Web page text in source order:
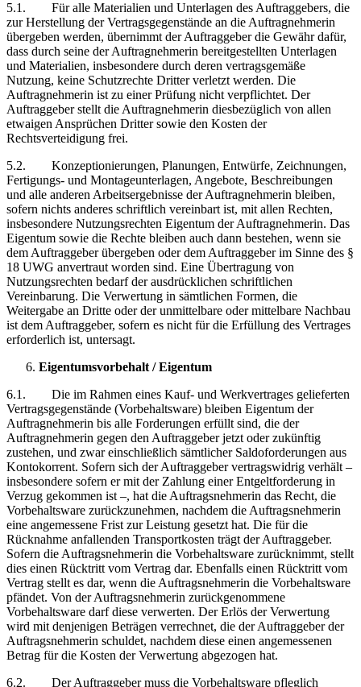
5.1. Für alle Materialien und Unterlagen des Auftraggebers, die
zur Herstellung der Vertragsgegenstände an die Auftragnehmerin
übergeben werden, übernimmt der Auftraggeber die Gewähr dafür,
dass durch seine der Auftragnehmerin bereitgestellten Unterlagen
und Materialien, insbesondere durch deren vertragsgemäße
Nutzung, keine Schutzrechte Dritter verletzt werden. Die
Auftragnehmerin ist zu einer Prüfung nicht verpflichtet. Der
Auftraggeber stellt die Auftragnehmerin diesbezüglich von allen
etwaigen Ansprüchen Dritter sowie den Kosten der
Rechtsverteidigung frei.
5.2. Konzeptionierungen, Planungen, Entwürfe, Zeichnungen,
Fertigungs- und Montageunterlagen, Angebote, Beschreibungen
und alle anderen Arbeitsergebnisse der Auftragnehmerin bleiben,
sofern nichts anderes schriftlich vereinbart ist, mit allen Rechten,
insbesondere Nutzungsrechten Eigentum der Auftragnehmerin. Das
Eigentum sowie die Rechte bleiben auch dann bestehen, wenn sie
dem Auftraggeber übergeben oder dem Auftraggeber im Sinne des §
18 UWG anvertraut worden sind. Eine Übertragung von
Nutzungsrechten bedarf der ausdrücklichen schriftlichen
Vereinbarung. Die Verwertung in sämtlichen Formen, die
Weitergabe an Dritte oder der unmittelbare oder mittelbare Nachbau
ist dem Auftraggeber, sofern es nicht für die Erfüllung des Vertrages
erforderlich ist, untersagt.
Eigentumsvorbehalt / Eigentum
6.1. Die im Rahmen eines Kauf- und Werkvertrages gelieferten
Vertragsgegenstände (Vorbehaltsware) bleiben Eigentum der
Auftragnehmerin bis alle Forderungen erfüllt sind, die der
Auftragnehmerin gegen den Auftraggeber jetzt oder zukünftig
zustehen, und zwar einschließlich sämtlicher Saldoforderungen aus
Kontokorrent. Sofern sich der Auftraggeber vertragswidrig verhält –
insbesondere sofern er mit der Zahlung einer Entgeltforderung in
Verzug gekommen ist –, hat die Auftragsnehmerin das Recht, die
Vorbehaltsware zurückzunehmen, nachdem die Auftragsnehmerin
eine angemessene Frist zur Leistung gesetzt hat. Die für die
Rücknahme anfallenden Transportkosten trägt der Auftraggeber.
Sofern die Auftragsnehmerin die Vorbehaltsware zurücknimmt, stellt
dies einen Rücktritt vom Vertrag dar. Ebenfalls einen Rücktritt vom
Vertrag stellt es dar, wenn die Auftragsnehmerin die Vorbehaltsware
pfändet. Von der Auftragsnehmerin zurückgenommene
Vorbehaltsware darf diese verwerten. Der Erlös der Verwertung
wird mit denjenigen Beträgen verrechnet, die der Auftraggeber der
Auftragsnehmerin schuldet, nachdem diese einen angemessenen
Betrag für die Kosten der Verwertung abgezogen hat.
6.2. Der Auftraggeber muss die Vorbehaltsware pfleglich